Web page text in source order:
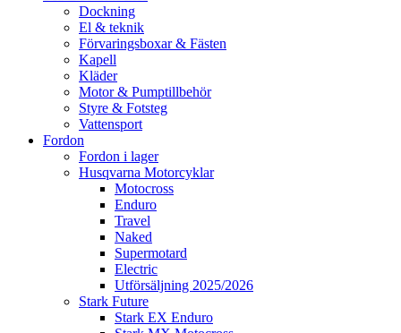
Dockning
El & teknik
Förvaringsboxar & Fästen
Kapell
Kläder
Motor & Pumptillbehör
Styre & Fotsteg
Vattensport
Fordon
Fordon i lager
Husqvarna Motorcyklar
Motocross
Enduro
Travel
Naked
Supermotard
Electric
Utförsäljning 2025/2026
Stark Future
Stark EX Enduro